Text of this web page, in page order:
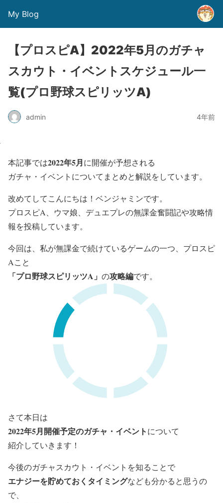
My Blog
【プロスピA】2022年5月のガチャ
スカウト・イベントスケジュール一
覧(プロ野球スピリッツA)
admin 4年前
本記事では2022年5月に開催が予想される
ガチャ・イベントについてまとめと解説をしています。
改めてしてこんにちは！ベンジャミンです。
プロスピA、ウマ娘、デュエプレの無課金奮闘記や攻略情
報を投稿しています。
今回は、私が無課金で続けているゲームの一つ、プロスピ
Aこと
「プロ野球スピリッツA」 の攻略編です。
さて本日は
2022年5月開催予定のガチャ・イベントについて
紹介していきます！
今後のガチャスカウト・イベントを知ることで
エナジーを貯めておくタイミングなども分かると思うの
で、